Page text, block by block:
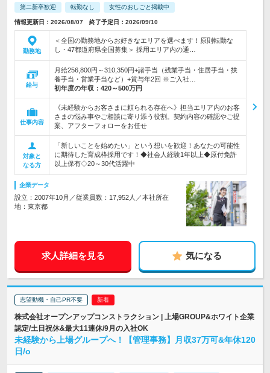
第二新卒歓迎 転勤なし 女性のおしごと掲載中
情報更新日：2026/08/07 終了予定日：2026/09/10
勤務地
＜全国の勤務地からお好きなエリアを選べます！原則転勤な
し・47都道府県全国募集＞ 採用エリア内の通…
給与
月給256,800円～310,350円+諸手当（残業手当・住居手当・扶
養手当・営業手当など）+賞与年2回 ※ご入社…
初年度の年収： 420～500万円
仕事内容
《未経験からお客さまに頼られる存在へ》担当エリア内のお客
さまの悩み事やご相談に寄り添う役割。契約内容の確認やご提
案、アフターフォローをお任せ
対象と
なる方
「新しいことを始めたい」という想いを歓迎！あなたの可能性
に期待した育成枠採用です！◆社会人経験1年以上◆原付免許
以上保有◇20～30代活躍中
企業データ
設立：2007年10月／従業員数：17,952人／本社所在
地：東京都
求人詳細を見る 気になる
志望動機・自己PR不要
株式会社オープンアップコンストラクション | 上場GROUP&ホワイト企業
認定/土日祝休&最大11連休/9月の入社OK
未経験から上場グループへ！【管理事務】月収37万可&年休120
日/o